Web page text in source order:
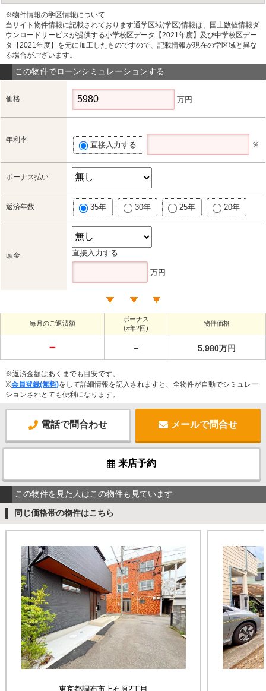
※物件情報の学区情報について
当サイト物件情報に記載されております通学区域(学区)情報は、国土数値情報ダ
ウンロードサービスが提供する小学校区データ【2021年度】及び中学校区デー
タ【2021年度】を元に加工したものですので、記載情報が現在の学区域と異な
る場合がございます。
この物件でローンシミュレーションする
価格 万円
年利率
直接入力する ％
ボーナス払い
返済年数 35年 30年 25年 20年
頭金 直接入力する
万円
毎月のご返済額
ボーナス
(×年2回)
物件価格
－ － 5,980万円
※返済金額はあくまでも目安です。
※会員登録(無料)をして詳細情報を記入されますと、全物件が自動でシミュレー
ションされとても便利になります。
電話で問合わせ メールで問合せ
来店予約
この物件を見た人はこの物件も見ています
同じ価格帯の物件はこちら
東京都調布市上石原2丁目